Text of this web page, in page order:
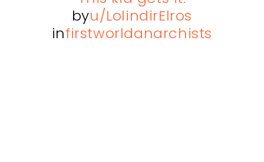
byu/LolindirElros
infirstworldanarchists